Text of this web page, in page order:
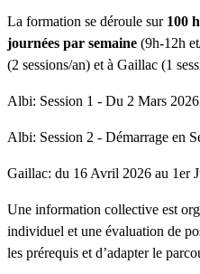
La formation se déroule sur 100
journées par semaine (9h-12h
(2 sessions/an) et à Gaillac (1
Albi: Session 1 - Du 2 Mars
Albi: Session 2 - Démarrage en
Gaillac: du 16 Avril 2026 au 1er
Une information collective est
individuel et une évaluation de
les prérequis et d’adapter le